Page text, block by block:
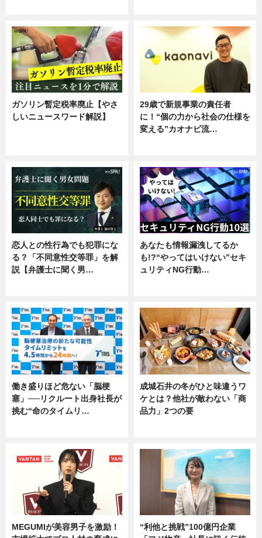
ガソリン暫定税率廃止【やさ
しいニュースワード解説】
29歳で新規事業の責任者
に！“個の力から社会の仕様を
変える”カオナビ流…
恋人との性行為でも犯罪にな
る？「不同意性交等罪」を解
説【弁護士に聞く男…
あなたも情報漏洩してるか
も!?“やってはいけない”セキ
ュリティNG行動…
働き盛りほど危ない「脳梗
塞」──リクルート出身社長が
挑む“命のタイムリ…
成城石井の冬がひと味違うワ
ケとは？他社が敵わない「商
品力」2つの要
MEGUMIが美容男子を激励！
“利他と挑戦”100億円企業